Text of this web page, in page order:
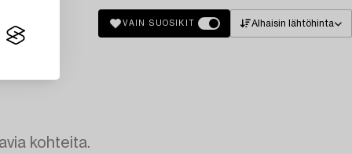
VAIN SUOSIKIT Alhaisin lähtöhinta
kohteita.